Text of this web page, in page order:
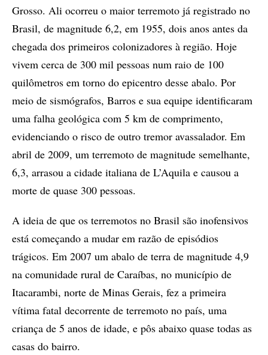
Grosso. Ali ocorreu o maior terremoto já registrado no
Brasil, de magnitude 6,2, em 1955, dois anos antes da
chegada dos primeiros colonizadores à região. Hoje
vivem cerca de 300 mil pessoas num raio de 100
quilômetros em torno do epicentro desse abalo. Por
meio de sismógrafos, Barros e sua equipe identificaram
uma falha geológica com 5 km de comprimento,
evidenciando o risco de outro tremor avassalador. Em
abril de 2009, um terremoto de magnitude semelhante,
6,3, arrasou a cidade italiana de L’Aquila e causou a
morte de quase 300 pessoas.
A ideia de que os terremotos no Brasil são inofensivos
está começando a mudar em razão de episódios
trágicos. Em 2007 um abalo de terra de magnitude 4,9
na comunidade rural de Caraíbas, no município de
Itacarambi, norte de Minas Gerais, fez a primeira
vítima fatal decorrente de terremoto no país, uma
criança de 5 anos de idade, e pôs abaixo quase todas as
casas do bairro.